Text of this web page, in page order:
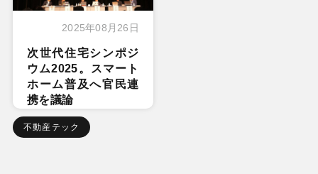
2025年08月26日
次世代住宅シンポジ
ウム2025。スマート
ホーム普及へ官民連
携を議論
不動産テック